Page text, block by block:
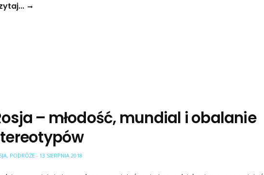
– młodość, mundial i obalanie
, PODRÓŻE - 13 SIERPNIA 2018